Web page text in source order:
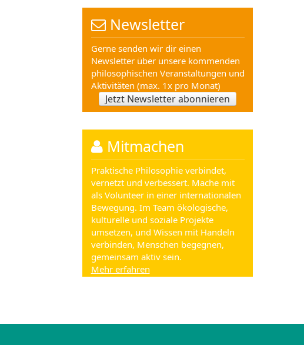
Newsletter
Gerne senden wir dir einen
Newsletter über unsere kommenden
philosophischen Veranstaltungen und
Aktivitäten (max. 1x pro Monat)
Jetzt Newsletter abonnieren
Mitmachen
Praktische Philosophie verbindet,
vernetzt und verbessert. Mache mit
als Volunteer in einer internationalen
Bewegung. Im Team ökologische,
kulturelle und soziale Projekte
umsetzen, und Wissen mit Handeln
verbinden, Menschen begegnen,
gemeinsam aktiv sein.
Mehr erfahren